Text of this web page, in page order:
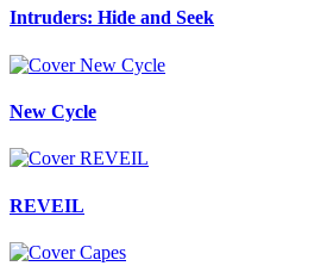
Intruders: Hide and Seek
New Cycle
REVEIL